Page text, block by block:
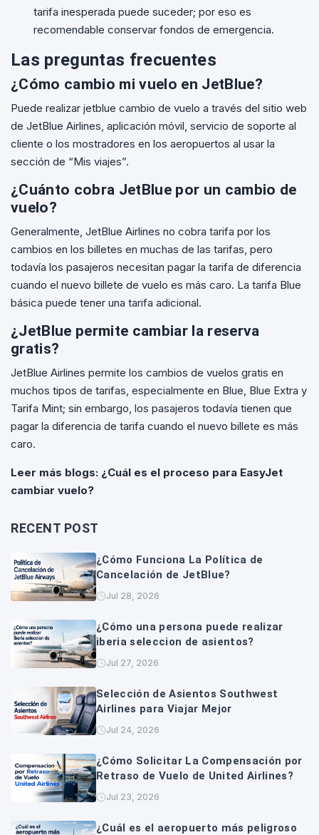
tarifa inesperada puede suceder; por eso es
recomendable conservar fondos de emergencia.
Las preguntas frecuentes
¿Cómo cambio mi vuelo en JetBlue?
Puede realizar jetblue cambio de vuelo a través del sitio web
de JetBlue Airlines, aplicación móvil, servicio de soporte al
cliente o los mostradores en los aeropuertos al usar la
sección de “Mis viajes”.
¿Cuánto cobra JetBlue por un cambio de
vuelo?
Generalmente, JetBlue Airlines no cobra tarifa por los
cambios en los billetes en muchas de las tarifas, pero
todavía los pasajeros necesitan pagar la tarifa de diferencia
cuando el nuevo billete de vuelo es más caro. La tarifa Blue
básica puede tener una tarifa adicional.
¿JetBlue permite cambiar la reserva
gratis?
JetBlue Airlines permite los cambios de vuelos gratis en
muchos tipos de tarifas, especialmente en Blue, Blue Extra y
Tarifa Mint; sin embargo, los pasajeros todavía tienen que
pagar la diferencia de tarifa cuando el nuevo billete es más
caro.
Leer más blogs: ¿Cuál es el proceso para EasyJet
cambiar vuelo?
RECENT POST
¿Cómo Funciona La Política de
Cancelación de JetBlue?
Jul 28, 2026
¿Cómo una persona puede realizar
iberia seleccion de asientos?
Jul 27, 2026
Selección de Asientos Southwest
Airlines para Viajar Mejor
Jul 24, 2026
¿Cómo Solicitar La Compensación por
Retraso de Vuelo de United Airlines?
Jul 23, 2026
¿Cuál es el aeropuerto más peligroso